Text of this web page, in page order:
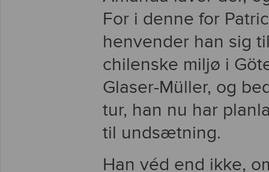
For i denne for
henvender han sig
chilenske miljø i
Glaser-Müller, og
tur, han nu har
til undsætning.
Han véd end ikke,